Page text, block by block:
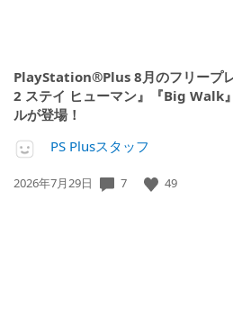
PlayStation®Plus 8月のフリープ
2 ステイ ヒューマン』『Big Walk
ルが登場！
PS Plusスタッフ
公
2026年7月29日 7 49